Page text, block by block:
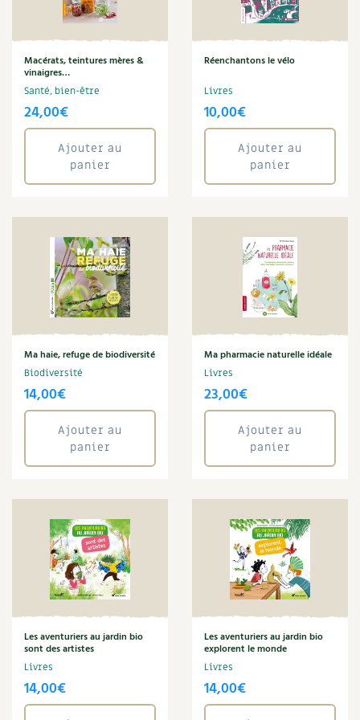
Carnets de saison
Compléments
Dossier4 saisons
Actualités
Vidéos et podcasts
Secrets d’abonné
Tous au jardin ! avec Pascal
BD : La folle histoire des plantes
Amandine Geers
Aménagement jardin
Anne Denis
Arbre
Aromathérapie
Art
Autonomie
Aymeric Lazarin
Bien-être
Biodiversité
Bricolage
Brigitte Fichaux
Brigitte Lapouge-Déjean
Cécile Baudet
Champignon
Claire Desmares-Poirrier
Claude Aubert
Claudine Luu
Climat
Compost
Conservation
Cyril Bouvet
David Melbeck
Denis Pépin
Eau
Énergie
Enfants
Fleur
Franck Janin
Graines
Guy Avril
Habitat
Jardin bio
Macérats, teintures mères &
vinaigres…
Santé, bien-être
24,00€
Ajouter au
panier
Réenchantons le vélo
Livres
10,00€
Ajouter au
panier
Ma haie, refuge de biodiversité
Biodiversité
14,00€
Ajouter au
panier
Ma pharmacie naturelle idéale
Livres
23,00€
Ajouter au
panier
Les aventuriers au jardin bio
sont des artistes
Livres
14,00€
Les aventuriers au jardin bio
explorent le monde
Livres
14,00€